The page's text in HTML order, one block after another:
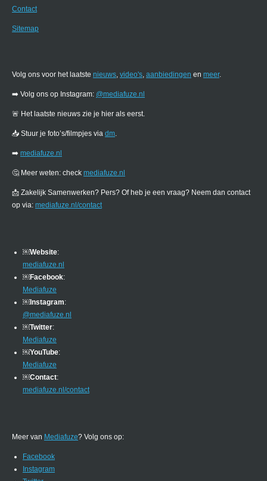
Contact
Sitemap
Volg ons voor het laatste nieuws video's aanbiedingen en meer.
➡️ Volg ons op Instagram: @mediafuze.nl
🚨 Het laatste nieuws zie je hier als eerst.
📥 Stuur je foto’s/filmpjes via dm
➡️ mediafuze.nl
🤔 Meer weten: check mediafuze.nl
📩 Zakelijk Samenwerken? Pers? Of heb je een vraag? Neem dan contact
op via: mediafuze.nl/contact
￼Website:
mediafuze.nl
￼Facebook:
Mediafuze
￼Instagram:
@mediafuze.nl
￼Twitter:
Mediafuze
￼YouTube:
Mediafuze
￼Contact:
mediafuze.nl/contact
Meer van Mediafuze? Volg ons op:
Facebook
Instagram